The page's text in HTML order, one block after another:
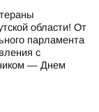
области! От
парламента
с
— Днем